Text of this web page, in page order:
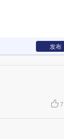
发布
7